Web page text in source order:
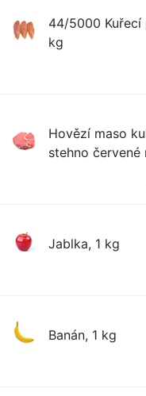
44/5000 Kuřecí
kg
Hovězí maso
stehno červené
Jablka, 1 kg
Banán, 1 kg